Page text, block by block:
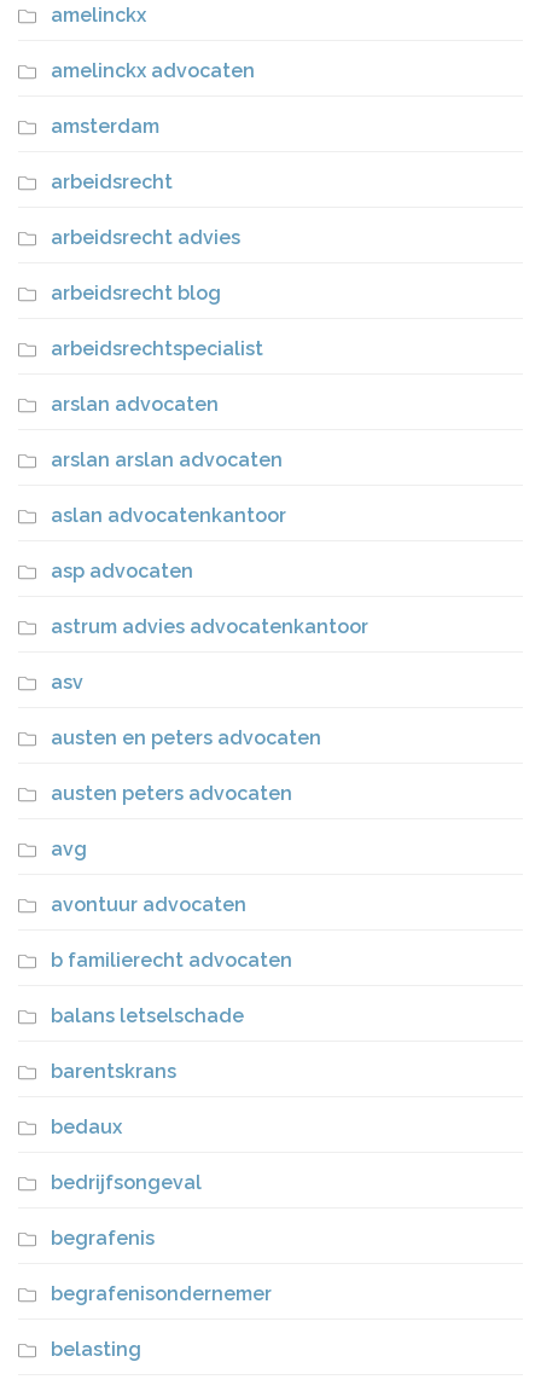
amelinckx
amelinckx advocaten
amsterdam
arbeidsrecht
arbeidsrecht advies
arbeidsrecht blog
arbeidsrechtspecialist
arslan advocaten
arslan arslan advocaten
aslan advocatenkantoor
asp advocaten
astrum advies advocatenkantoor
asv
austen en peters advocaten
austen peters advocaten
avg
avontuur advocaten
b familierecht advocaten
balans letselschade
barentskrans
bedaux
bedrijfsongeval
begrafenis
begrafenisondernemer
belasting